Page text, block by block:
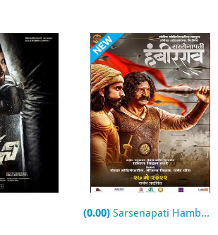
(0.00) Sarsenapati Hambirrao